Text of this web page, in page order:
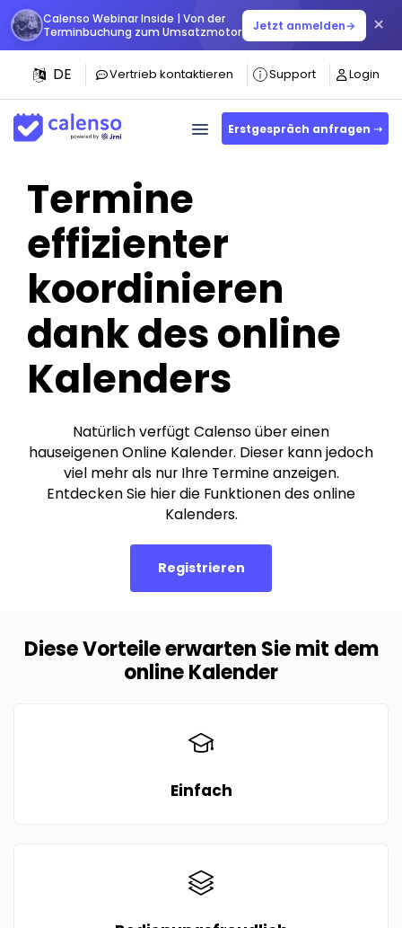
Calenso Webinar Inside | Von der
Terminbuchung zum Umsatzmotor
Jetzt anmelden→ ×
DE Vertrieb kontaktieren Support Login
Erstgespräch anfragen ➝
Termine
effizienter
koordinieren
dank des online
Kalenders
Natürlich verfügt Calenso über einen
hauseigenen Online Kalender. Dieser kann jedoch
viel mehr als nur Ihre Termine anzeigen.
Entdecken Sie hier die Funktionen des online
Kalenders.
Registrieren
Diese Vorteile erwarten Sie mit dem
online Kalender
Einfach